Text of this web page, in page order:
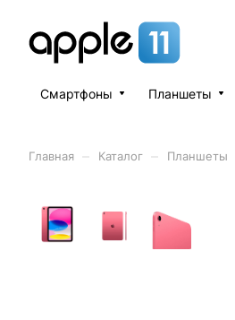
Смартфоны Планшеты
Главная Каталог Планшеты